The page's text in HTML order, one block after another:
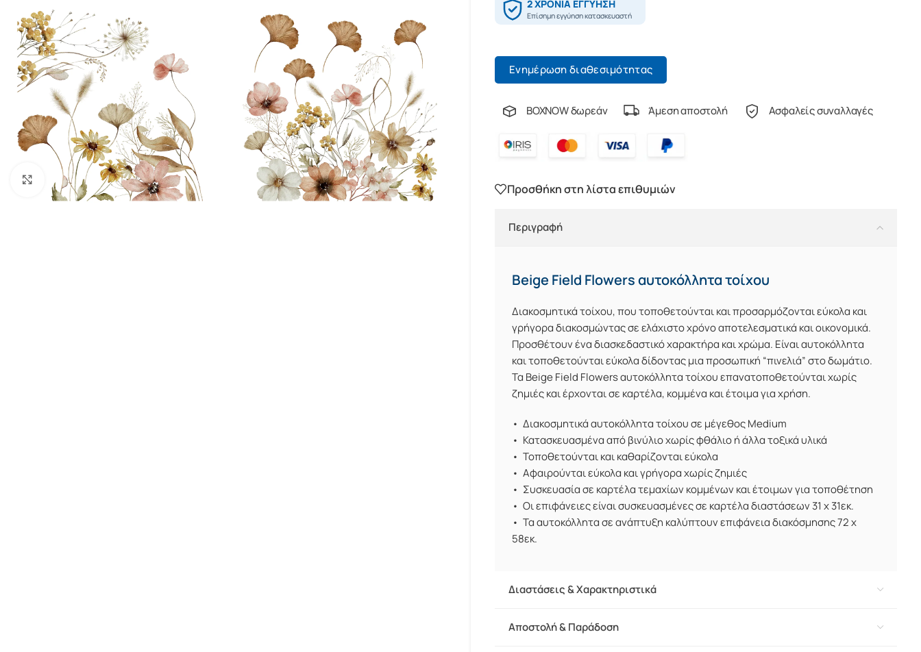
Πατήστε για μεγέθυνση
Ενημέρωση διαθεσιμότητας
BOXNOW δωρεάν Άμεση αποστολή Ασφαλείς συναλλαγές
Προσθήκη στη λίστα επιθυμιών
Περιγραφή
Beige Field Flowers αυτοκόλλητα τοίχου
Διακοσμητικά τοίχου, που τοποθετούνται και προσαρμόζονται εύκολα και
γρήγορα διακοσμώντας σε ελάχιστο χρόνο αποτελεσματικά και οικονομικά.
Προσθέτουν ένα διασκεδαστικό χαρακτήρα και χρώμα. Είναι αυτοκόλλητα
και τοποθετούνται εύκολα δίδοντας μιαπροσωπική “πινελιά”στο δωμάτιο.
Τα Beige Field Flowers αυτοκόλλητα τοίχου επανατοποθετούνται χωρίς
ζημιές και έρχονται σε καρτέλα, κομμένα και έτοιμα για χρήση.
• Διακοσμητικά αυτοκόλλητα τοίχου σε μέγεθος Medium
• Κατασκευασμένα από βινύλιο χωρίς φθάλιο ή άλλα τοξικά υλικά
• Τοποθετούνται και καθαρίζονται εύκολα
• Αφαιρούνται εύκολα και γρήγορα χωρίς ζημιές
• Συσκευασία σε καρτέλα τεμαχίων κομμένων και έτοιμων για τοποθέτηση
• Οι επιφάνειες είναι συσκευασμένες σε καρτέλα διαστάσεων 31 x 31εκ.
• Τα αυτοκόλλητα σε ανάπτυξη καλύπτουν επιφάνεια διακόσμησης 72 x
58εκ.
Διαστάσεις & Χαρακτηριστικά
Αποστολή & Παράδοση